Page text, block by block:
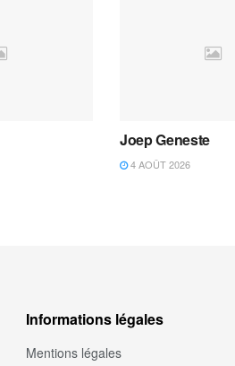
Joep Geneste
4 AOÛT 2026
Informations légales
Mentions légales